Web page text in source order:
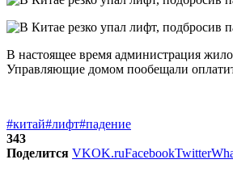
В настоящее время администрация
Управляющие домом пообещали
#китай#лифт#падение
343
Поделится VKOK.ruFacebookTwitter